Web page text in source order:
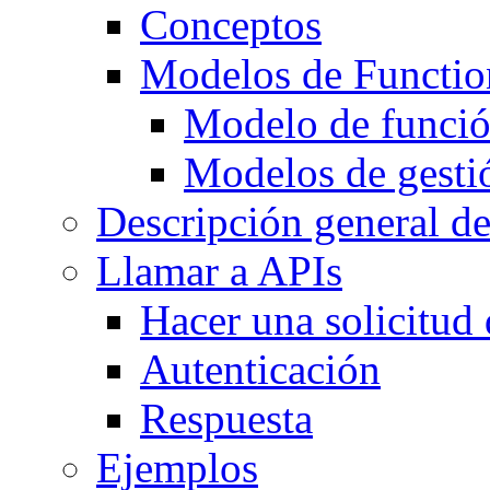
Conceptos
Modelos de
Modelo de
Modelos de
Descripción general
Llamar a APIs
Hacer una solicitud
Autenticación
Respuesta
Ejemplos